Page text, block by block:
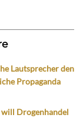
Lautsprecher den
Propaganda
Drogenhandel